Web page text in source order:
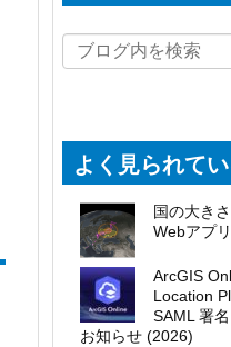
よく見られて
国の大き
Webアプリ
ArcGIS
Location
SAML 署
お知らせ (2026)